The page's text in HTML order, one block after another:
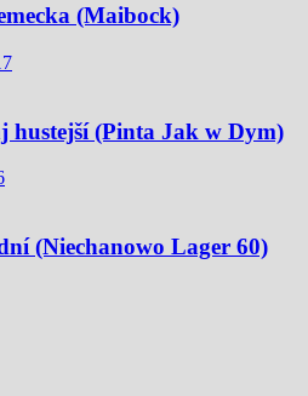
(Maibock)
(Pinta Jak w Dym)
(Niechanowo Lager 60)